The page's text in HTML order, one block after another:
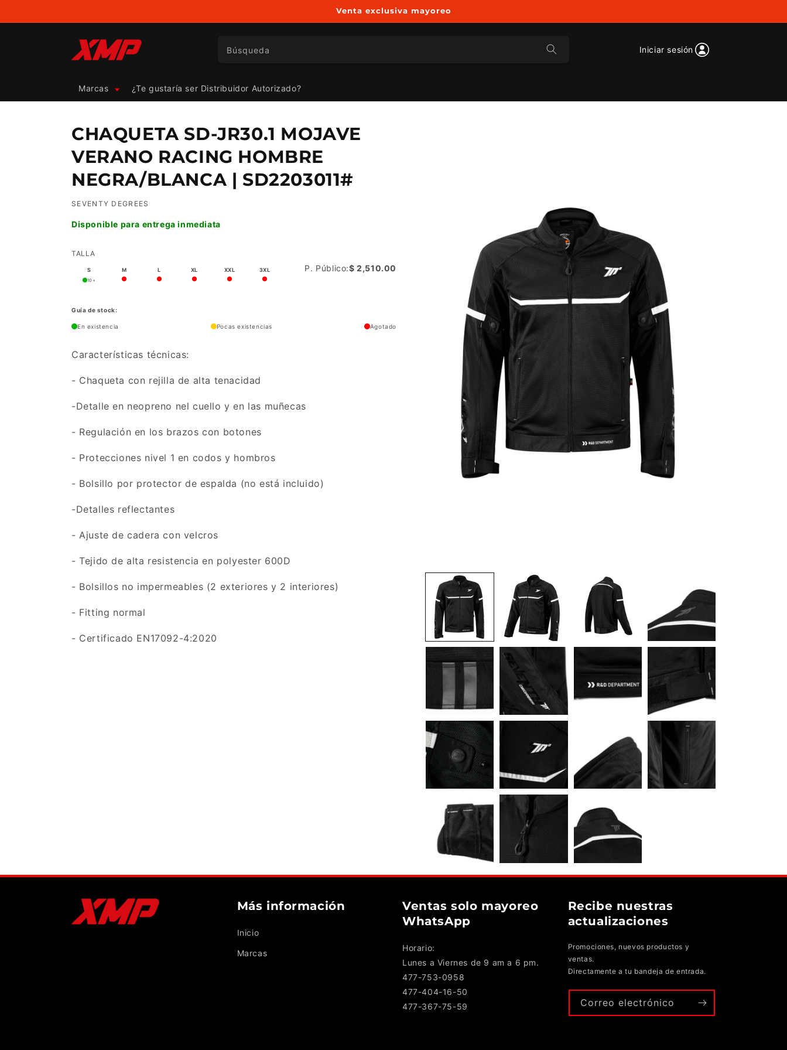
al contenido
Venta exclusiva mayoreo
Búsqueda Iniciar sesión
Marcas ¿Te gustaría ser Distribuidor Autorizado?
CHAQUETA SD-JR30.1 MOJAVE
VERANO RACING HOMBRE
NEGRA/BLANCA | SD2203011#
SEVENTY DEGREES
Disponible para entrega inmediata
TALLA
S
10+
M L XL XXL 3XL P. Público:$ 2,510.00
Guía de stock:
En existencia Pocas existencias Agotado
Características técnicas:
- Chaqueta con rejilla de alta tenacidad
-Detalle en neopreno nel cuello y en las muñecas
- Regulación en los brazos con botones
- Protecciones nivel 1 en codos y hombros
- Bolsillo por protector de espalda (no está incluido)
-Detalles reflectantes
- Ajuste de cadera con velcros
- Tejido de alta resistencia en polyester 600D
- Bolsillos no impermeables (2 exteriores y 2 interiores)
- Fitting normal
- Certificado EN17092-4:2020
Más información
Inicio
Marcas
Ventas solo mayoreo
WhatsApp
Horario:
Lunes a Viernes de 9 am a 6 pm.
477-753-0958
477-404-16-50
477-367-75-59
Recibe nuestras
actualizaciones
Promociones, nuevos productos y
ventas.
Directamente a tu bandeja de entrada.
Correo electrónico